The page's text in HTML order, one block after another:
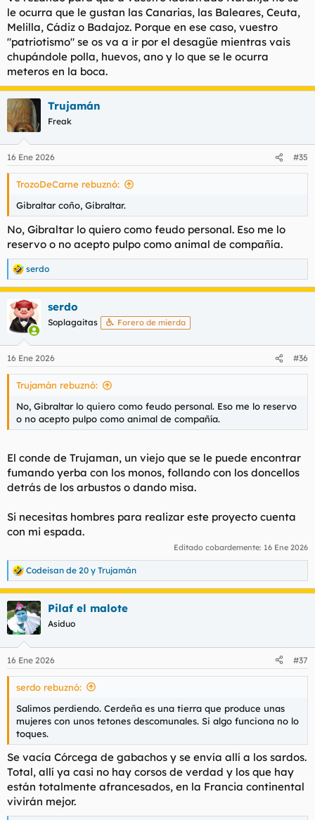
Si tiramos por las Canarias podemos quedarnos un trozo de la
Negrolandia continental…
Pues eso, que invadimos?
le ocurra que le gustan las Canarias, las Baleares, Ceuta,
Melilla, Cádiz o Badajoz. Porque en ese caso, vuestro
"patriotismo" se os va a ir por el desagüe mientras vais
chupándole polla, huevos, ano y lo que se le ocurra
meteros en la boca.
Trujamán
Freak
16 Ene 2026 #35
TrozoDeCarne rebuznó:
Gibraltar coño, Gibraltar.
No, Gibraltar lo quiero como feudo personal. Eso me lo
reservo o no acepto pulpo como animal de compañía.
R
e
a
c
c
i
e
s
serdo
serdo
Soplagaitas Forero de mierda
16 Ene 2026 #36
Trujamán rebuznó:
No, Gibraltar lo quiero como feudo personal. Eso me lo reservo
o no acepto pulpo como animal de compañía.
El conde de Trujaman, un viejo que se le puede encontrar
fumando yerba con los monos, follando con los doncellos
detrás de los arbustos o dando misa.
Si necesitas hombres para realizar este proyecto cuenta
con mi espada.
Editado cobardemente: 16 Ene 2026
R
e
a
c
c
i
e
s
Codeisan de 20 y Trujamán
Pilaf el malote
Asiduo
16 Ene 2026 #37
serdo rebuznó:
Salimos perdiendo. Cerdeña es una tierra que produce unas
mujeres con unos tetones descomunales. Si algo funciona no lo
toques.
Se vacía Córcega de gabachos y se envía allí a los sardos.
Total, allí ya casi no hay corsos de verdad y los que hay
están totalmente afrancesados, en la Francia continental
vivirán mejor.